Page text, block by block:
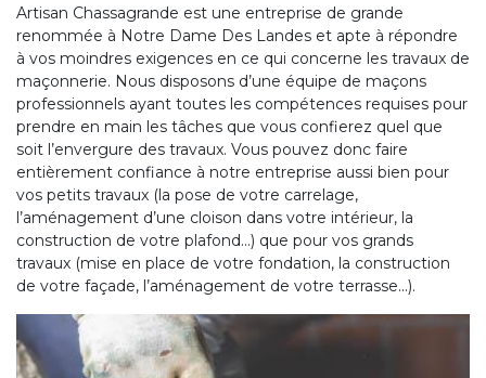
Artisan Chassagrande est une entreprise de grande
renommée à Notre Dame Des Landes et apte à répondre
à vos moindres exigences en ce qui concerne les travaux de
maçonnerie. Nous disposons d’une équipe de maçons
professionnels ayant toutes les compétences requises pour
prendre en main les tâches que vous confierez quel que
soit l’envergure des travaux. Vous pouvez donc faire
entièrement confiance à notre entreprise aussi bien pour
vos petits travaux (la pose de votre carrelage,
l’aménagement d’une cloison dans votre intérieur, la
construction de votre plafond…) que pour vos grands
travaux (mise en place de votre fondation, la construction
de votre façade, l’aménagement de votre terrasse…).